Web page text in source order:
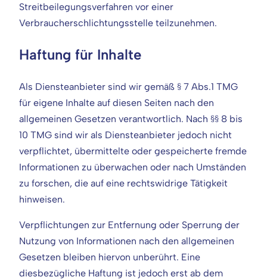
Streitbeilegungsverfahren vor einer
Verbraucherschlichtungsstelle teilzunehmen.
Haftung für Inhalte
Als Diensteanbieter sind wir gemäß § 7 Abs.1 TMG
für eigene Inhalte auf diesen Seiten nach den
allgemeinen Gesetzen verantwortlich. Nach §§ 8 bis
10 TMG sind wir als Diensteanbieter jedoch nicht
verpflichtet, übermittelte oder gespeicherte fremde
Informationen zu überwachen oder nach Umständen
zu forschen, die auf eine rechtswidrige Tätigkeit
hinweisen.
Verpflichtungen zur Entfernung oder Sperrung der
Nutzung von Informationen nach den allgemeinen
Gesetzen bleiben hiervon unberührt. Eine
diesbezügliche Haftung ist jedoch erst ab dem